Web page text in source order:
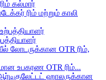
ரிம் மற்றும் காலி
உபகரண OTR ரிம்...